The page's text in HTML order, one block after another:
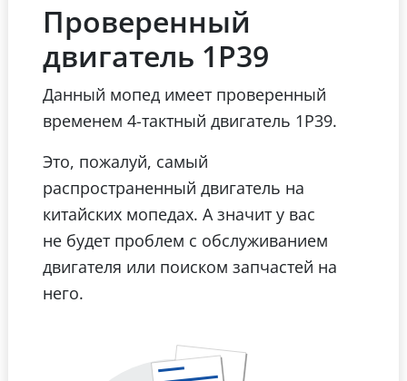
Проверенный
двигатель 1Р39
Данный мопед имеет проверенный
временем 4-тактный двигатель 1Р39.
Это, пожалуй, самый
распространенный двигатель на
китайских мопедах. А значит у вас
не будет проблем с обслуживанием
двигателя или поиском запчастей на
него.